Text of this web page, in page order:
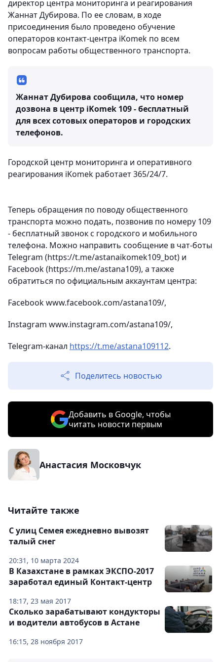
директор центра мониторинга и реагирования
Жаннат Дубирова. По ее словам, в ходе
присоединения было проведено обучение
операторов контакт-центра iKomek по всем
вопросам работы общественного транспорта.
Жаннат Дубирова сообщила, что номер
дозвона в центр iKomek 109 - бесплатный
для всех сотовых операторов и городских
телефонов.
Городской центр мониторинга и оперативного
реагирования iKomek работает 365/24/7.
Теперь обращения по поводу общественного
транспорта можно подать, позвонив по номеру 109
- бесплатный звонок с городского и мобильного
телефона. Можно направить сообщение в чат-боты
Telegram (https://t.me/astanaikomek109_bot) и
Facebook (https://m.me/astana109), а также
обратиться по официальным аккаунтам центра:
Facebook www.facebook.com/astana109/,
Instagram www.instagram.com/astana109/,
Telegram-канал https://t.me/astana109112.
Поделитесь новостью
Добавить в Google, чтобы
читать новости первым
Анастасия Московчук
Читайте также
20:31, 10 марта 2024
С улиц Семея ежедневно вывозят
талый снег
18:17, 23 мая 2017
В Казахстане в рамках ЭКСПО-2017
заработал единый Контакт-центр
16:15, 28 ноября 2017
Сколько зарабатывают кондукторы
и водители автобусов в Астане